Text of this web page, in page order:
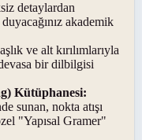
detaylardan
duyacağınız akademik
ve alt kırılımlarıyla
bir dilbilgisi
Kütüphanesi:
sunan, nokta atışı
"Yapısal Gramer"